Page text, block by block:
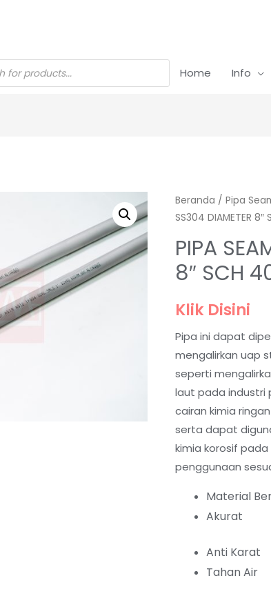
Home Info
Beranda / Pipa
SS304 DIAMETER
PIPA
8″ SCH
Klik Disini
Pipa ini dapat
mengalirkan uap
seperti
laut pada industri
cairan kimia
serta dapat
kimia korosif
penggunaan
Material
Akurat
Anti Karat
Tahan Air